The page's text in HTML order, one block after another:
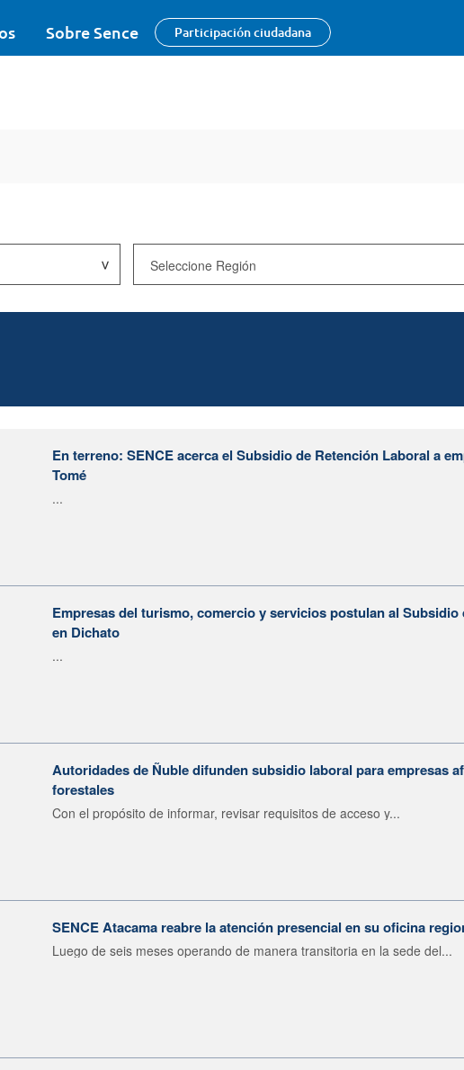
Sobre Sence Participación ciudadana
En terreno: SENCE acerca el Subsidio de Retención Laboral a
Tomé
...
Empresas del turismo, comercio y servicios postulan al Subsidio
en Dichato
...
Autoridades de Ñuble difunden subsidio laboral para empresas
forestales
Con el propósito de informar, revisar requisitos de acceso y...
SENCE Atacama reabre la atención presencial en su oficina
Luego de seis meses operando de manera transitoria en la sede del...